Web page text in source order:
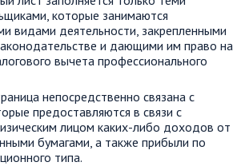
которые занимаются
видами деятельности, закрепленными
и дающими им право на
вычета профессионального
непосредственно связана с
предоставляются в связи с
лицом каких-либо доходов от
бумагами, а также прибыли по
типа.